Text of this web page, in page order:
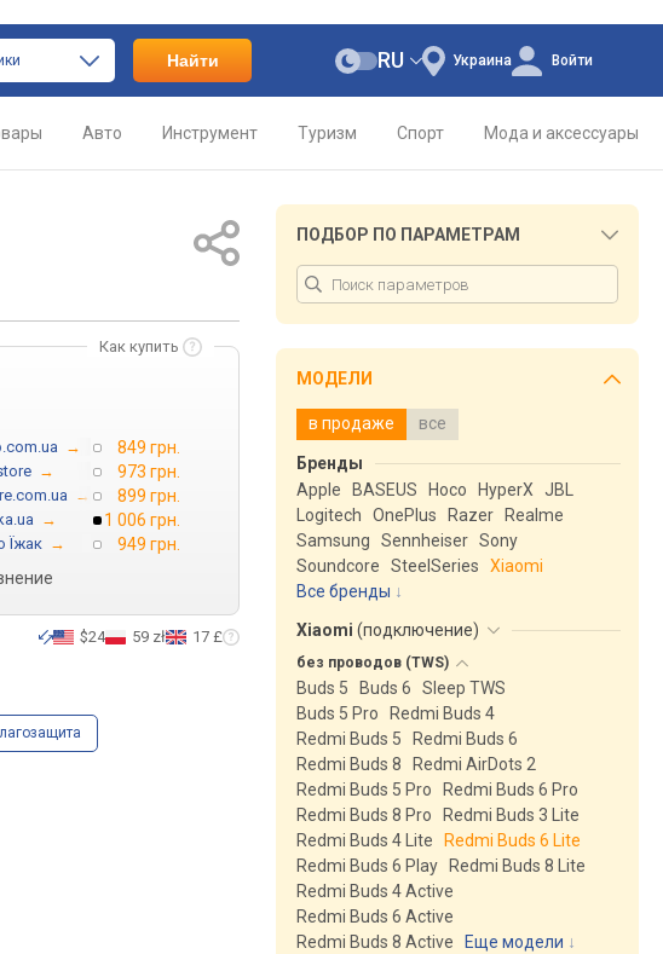
Найти Украина
RU Войти
Авто Инструмент Туризм Спорт Мода и аксессуары
Как купить
→ 849 грн.
→ 973 грн.
→ 899 грн.
→ 1 006 грн.
Їжак →
949 грн.
$24 59 zł 17 £
ПОДБОР ПО ПАРАМЕТРАМ
МОДЕЛИ
в продаже все
Бренды
Apple
BASEUS Hoco HyperX
JBL
Logitech
OnePlus Razer
Realme
Samsung
Sennheiser Sony
Soundcore
SteelSeries
Xiaomi
Все бренды
Xiaomi (подключение)
без проводов (TWS)
Buds 5 Buds 6
Sleep TWS
Buds 5 Pro
Redmi Buds 4
Redmi Buds 5
Redmi Buds 6
Redmi Buds 8
Redmi AirDots 2
Redmi Buds 5 Pro
Redmi Buds 6 Pro
Redmi Buds 8 Pro
Redmi Buds 3 Lite
Redmi Buds 4 Lite
Redmi Buds 6 Lite
Redmi Buds 6 Play
Redmi Buds 8 Lite
Redmi Buds 4 Active
Redmi Buds 6 Active
Redmi Buds 8 Active
Еще модели ↓